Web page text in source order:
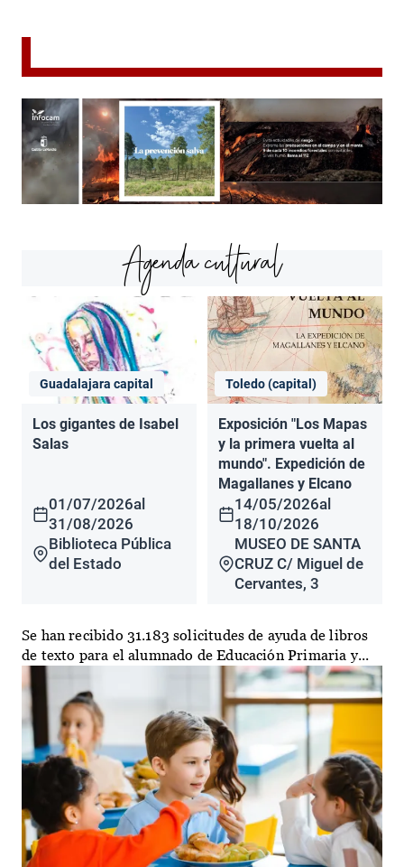
Agenda cultural
Guadalajara capital
Los gigantes de Isabel
Salas
01/07/2026al
31/08/2026
Biblioteca Pública
del Estado
Toledo (capital)
Exposición "Los Mapas
y la primera vuelta al
mundo". Expedición de
Magallanes y Elcano
14/05/2026al
18/10/2026
MUSEO DE SANTA
CRUZ C/ Miguel de
Cervantes, 3
Se han recibido 31.183 solicitudes de ayuda de libros
de texto para el alumnado de Educación Primaria y...